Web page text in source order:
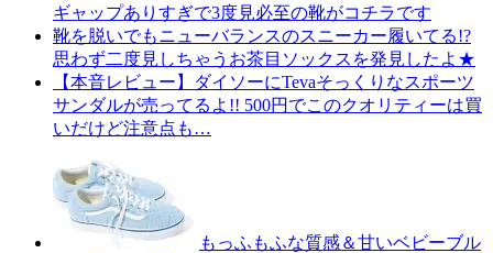
ギャップありすぎで3度見必至の靴がコチラです
靴を脱いでもニューバランスのスニーカー履いてる!?
思わず二度見しちゃうお茶目ソックスを発見したよ★
【本音レビュー】ダイソーにTevaそっくりなスポーツ
サンダルが売ってるよ!! 500円でこのクオリティーは買
いだけど注意点も…
もっふもふな質感＆甘いベビーブル